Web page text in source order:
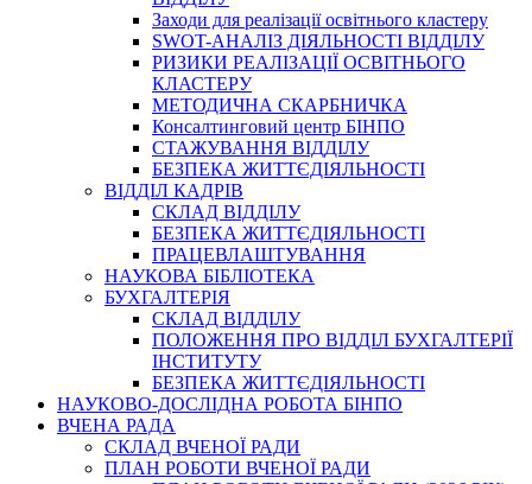
Заходи для реалізації освітнього кластеру
SWOT-АНАЛІЗ ДІЯЛЬНОСТІ ВІДДІЛУ
РИЗИКИ РЕАЛІЗАЦІЇ ОСВІТНЬОГО
КЛАСТЕРУ
МЕТОДИЧНА СКАРБНИЧКА
Консалтинговий центр БІНПО
СТАЖУВАННЯ ВІДДІЛУ
БЕЗПЕКА ЖИТТЄДІЯЛЬНОСТІ
ВІДДІЛ КАДРІВ
СКЛАД ВІДДІЛУ
БЕЗПЕКА ЖИТТЄДІЯЛЬНОСТІ
ПРАЦЕВЛАШТУВАННЯ
НАУКОВА БІБЛІОТЕКА
БУХГАЛТЕРІЯ
СКЛАД ВІДДІЛУ
ПОЛОЖЕННЯ ПРО ВІДДІЛ БУХГАЛТЕРІЇ
ІНСТИТУТУ
БЕЗПЕКА ЖИТТЄДІЯЛЬНОСТІ
НАУКОВО-ДОСЛІДНА РОБОТА БІНПО
ВЧЕНА РАДА
СКЛАД ВЧЕНОЇ РАДИ
ПЛАН РОБОТИ ВЧЕНОЇ РАДИ